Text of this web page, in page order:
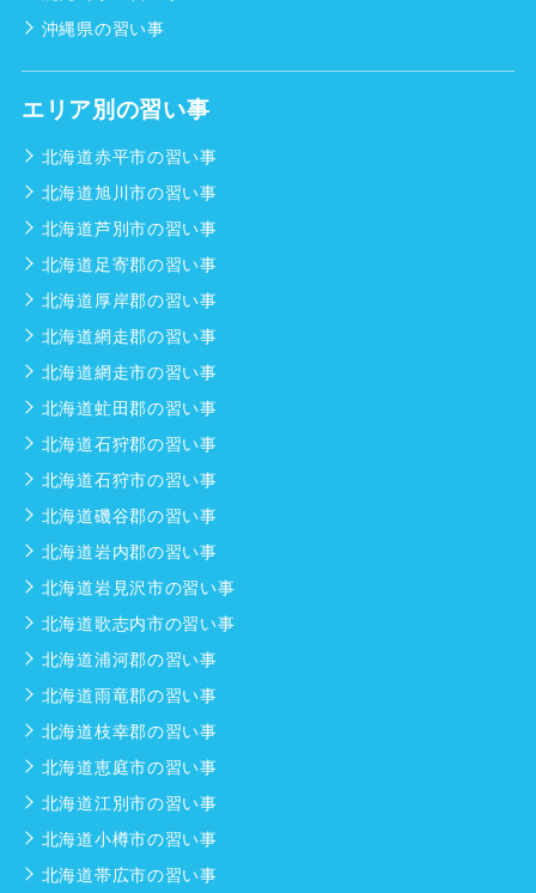
沖縄県の習い事
エリア別の習い事
北海道赤平市の習い事
北海道旭川市の習い事
北海道芦別市の習い事
北海道足寄郡の習い事
北海道厚岸郡の習い事
北海道網走郡の習い事
北海道網走市の習い事
北海道虻田郡の習い事
北海道石狩郡の習い事
北海道石狩市の習い事
北海道磯谷郡の習い事
北海道岩内郡の習い事
北海道岩見沢市の習い事
北海道歌志内市の習い事
北海道浦河郡の習い事
北海道雨竜郡の習い事
北海道枝幸郡の習い事
北海道恵庭市の習い事
北海道江別市の習い事
北海道小樽市の習い事
北海道帯広市の習い事